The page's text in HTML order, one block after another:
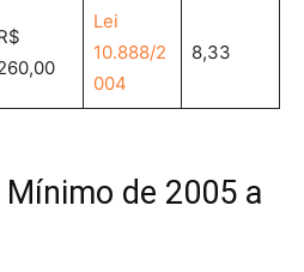
Lei
10.888/2
004
8,33
Mínimo de 2005 a